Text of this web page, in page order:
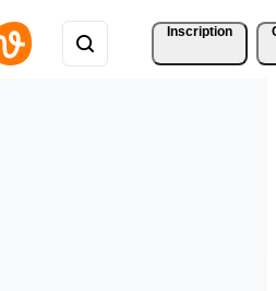
Inscription